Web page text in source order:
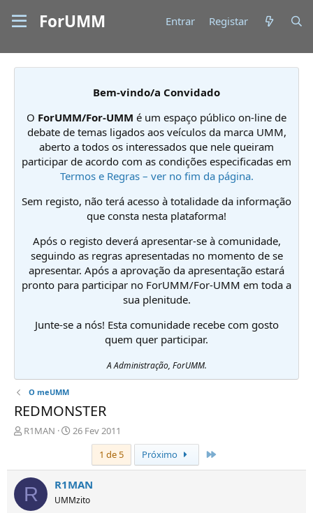
ForUMM Entrar Registar
Bem-vindo/a Convidado
O ForUMM/For-UMM é um espaço público on-line de
debate de temas ligados aos veículos da marca UMM,
aberto a todos os interessados que nele queiram
participar de acordo com as condições especificadas em
Termos e Regras – ver no fim da página.
Sem registo, não terá acesso à totalidade da informação
que consta nesta plataforma!
Após o registo deverá apresentar-se à comunidade,
seguindo as regras apresentadas no momento de se
apresentar. Após a aprovação da apresentação estará
pronto para participar no ForUMM/For-UMM em toda a
sua plenitude.
Junte-se a nós! Esta comunidade recebe com gosto
quem quer participar.
A Administração, ForUMM.
O meUMM
REDMONSTER
I
c
i
a
d
R1MAN
D
a
d
e
i
26 Fev 2011
1 de 5
Próximo
R R1MAN
UMMzito